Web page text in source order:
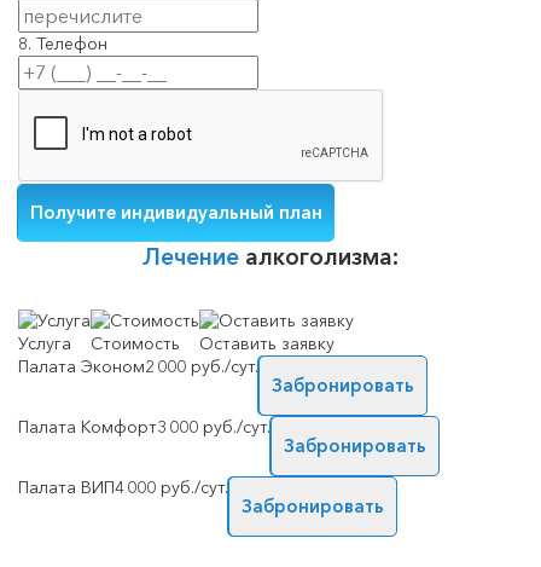
8. Телефон
Лечение алкоголизма:
Услуга Стоимость
Оставить заявку
Палата Эконом2 000 руб./сут.
Забронировать
Палата Комфорт3 000 руб./сут.
Забронировать
Палата ВИП4 000 руб./сут.
Забронировать